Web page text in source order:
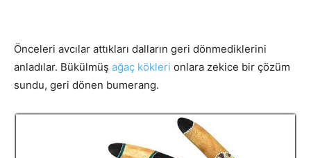
Önceleri avcılar attıkları dalların geri dönmediklerini
anladılar. Bükülmüş ağaç kökleri onlara zekice bir çözüm
sundu, geri dönen bumerang.